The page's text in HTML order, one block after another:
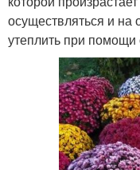
осуществляться и на
утеплить при